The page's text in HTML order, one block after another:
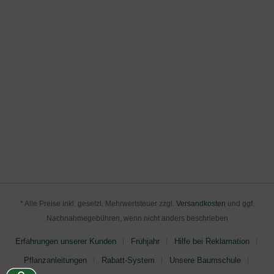
* Alle Preise inkl. gesetzl. Mehrwertsteuer zzgl. Versandkosten und ggf.
Nachnahmegebühren, wenn nicht anders beschrieben
Erfahrungen unserer Kunden Frühjahr Hilfe bei Reklamation
Pflanzanleitungen Rabatt-System Unsere Baumschule